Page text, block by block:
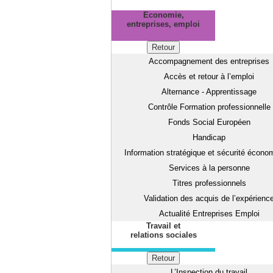
Economie,
entreprises, emploi
Retour
Accompagnement des entreprises
Accès et retour à l’emploi
Alternance - Apprentissage
Contrôle Formation professionnelle
Fonds Social Européen
Handicap
Information stratégique et sécurité
Services à la personne
Titres professionnels
Validation des acquis de
Actualité Entreprises Emploi
Travail et
relations sociales
Retour